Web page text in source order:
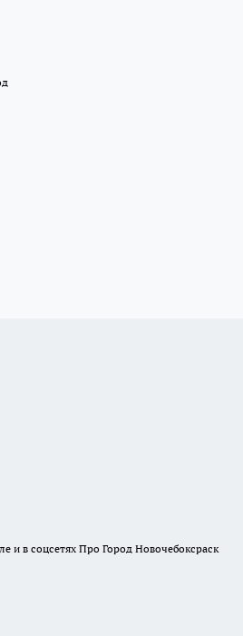
и в соцсетях Про Город Новочебоксраск